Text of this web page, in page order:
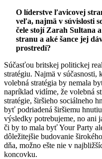
O líderstve ľavicovej
veľa, najmä v súvislosti
čele stojí Zarah Sultana
stranu a aké šance jej
prostredí?
Súčasťou britskej politickej
stratégiu. Najmä v
volebná stratégia by nemala
napríklad vidíme, že volebná
stratégie, širšieho sociálneho
byť podriadená širšiemu
výsledky potrebujeme, no ani
či by to mala byť Your Party
dôležitejšie budovanie
dňa, možno ešte nie v
koncovku.